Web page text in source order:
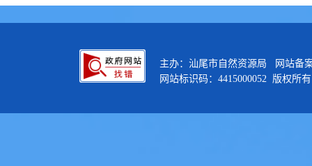
主办：汕尾市自然资源局 网站备
网站标识码：4415000052 版权所